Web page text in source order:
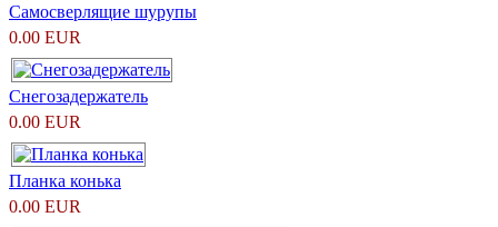
Самосверлящие шурупы
0.00 EUR
Снегозадержатель
0.00 EUR
Планка конька
0.00 EUR